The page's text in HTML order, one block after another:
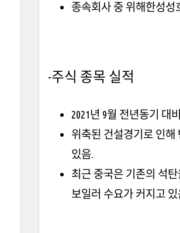
종속회사 중 위해한성
-주식 종목 실적
2021년 9월 전년동기 대
위축된 건설경기로 인해
있음.
최근 중국은 기존의 석
보일러 수요가 커지고 있